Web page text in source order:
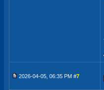
2026-04-05, 06:35 PM #7